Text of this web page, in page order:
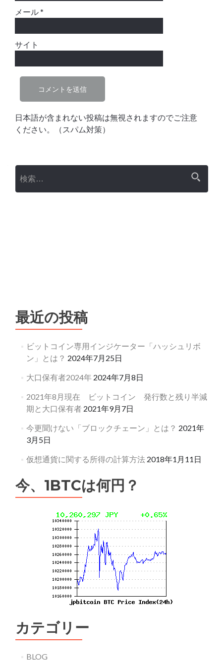
メール*
サイト
日本語が含まれない投稿は無視されますのでご注意
ください。（スパム対策）
最近の投稿
ビットコイン専用インジケーター「ハッシュリボ
ン」とは？ 2024年7月25日
大口保有者2024年 2024年7月8日
2021年8月現在 ビットコイン 発行数と残り半減
期と大口保有者 2021年9月7日
今更聞けない「ブロックチェーン」とは？ 2021年
3月5日
仮想通貨に関する所得の計算方法 2018年1月11日
今、1BTCは何円？
カテゴリー
BLOG